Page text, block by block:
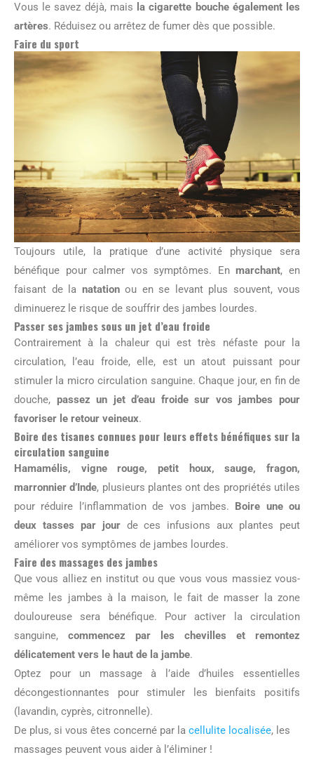
Vous le savez déjà, mais la cigarette bouche également les
artères. Réduisez ou arrêtez de fumer dès que possible.
Faire du sport
Toujours utile, la pratique d’une activité physique sera
bénéfique pour calmer vos symptômes. Enmarchant, en
faisant de la natationou en se levant plus souvent, vous
diminuerez le risque de souffrir des jambes lourdes.
Passer ses jambes sous un jet d’eau froide
Contrairement à la chaleur qui est très néfaste pour la
circulation, l’eau froide, elle, est un atout puissant pour
stimuler la micro circulation sanguine. Chaque jour, en fin de
douche, passez un jet d’eau froide sur vos jambes pour
favoriser le retour veineux.
Boire des tisanes connues pour leurs effets bénéfiques sur la
circulation sanguine
Hamamélis, vigne rouge, petit houx, sauge, fragon,
marronnier d’Inde, plusieurs plantes ont des propriétés utiles
pour réduire l’inflammation de vos jambes.
Boire une ou
deux tasses par jourde ces infusions aux plantes peut
améliorer vos symptômes de jambes lourdes.
Faire des massages des jambes
Que vous alliez en institut ou que vous vous massiez vous-
même les jambes à la maison, le fait de masser la zone
douloureuse sera bénéfique. Pour activer la circulation
sanguine, commencez par les chevilles et remontez
délicatement vers le haut de la jambe.
Optez pour un massage à l’aide d’huiles essentielles
décongestionnantes pour stimuler les bienfaits positifs
(lavandin, cyprès, citronnelle).
De plus, si vous êtes concerné par la cellulite localisée, les
massages peuvent vous aider à l’éliminer !